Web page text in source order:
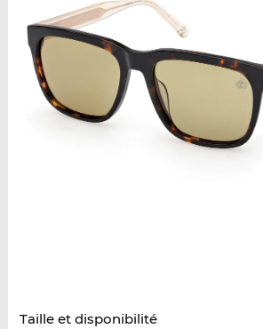
Taille et disponibilité